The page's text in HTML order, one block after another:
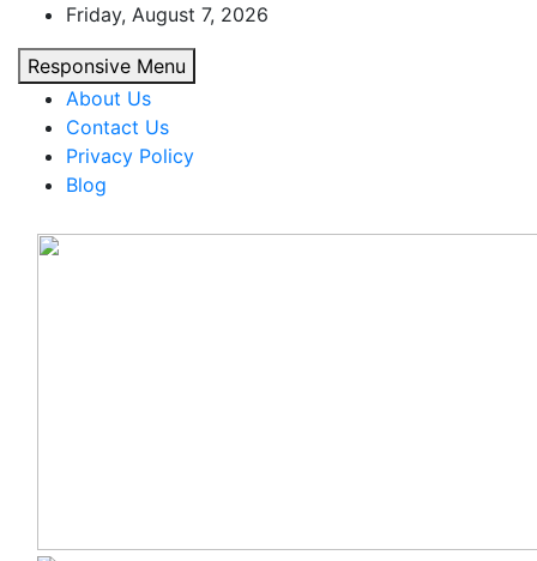
content
Friday, August 7, 2026
Responsive Menu
About Us
Contact Us
Privacy Policy
Blog